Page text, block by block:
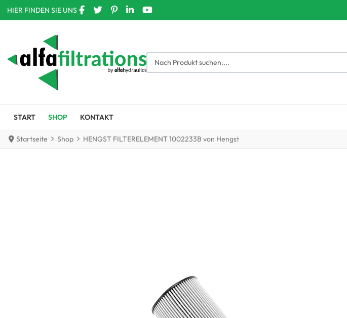
HIER FINDEN SIE UNS FACEBOOK SOCIAL LINK
TWITTER SOCIAL LINK
PINTEREST SOCIAL LINK
LINKEDIN SOCIAL LINK
YOUTUBE SOCIAL LINK
Nach Produkt suchen....
START SHOP KONTAKT
Startseite Shop HENGST FILTERELEMENT 1002233B von Hengst